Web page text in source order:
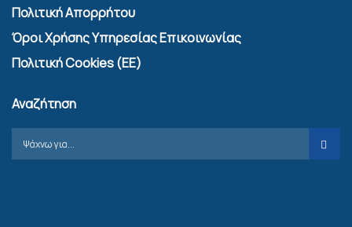
Πολιτική Απορρήτου
Όροι Χρήσης Υπηρεσίας Επικοινωνίας
Πολιτική Cookies (ΕΕ)
Αναζήτηση